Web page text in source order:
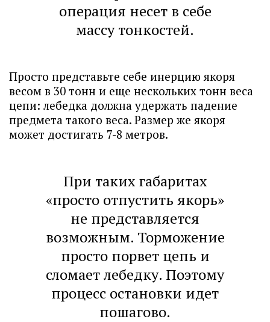
операция несет в себе
массу тонкостей.
Просто представьте себе инерцию якоря
весом в 30 тонн и еще нескольких тонн веса
цепи: лебедка должна удержать падение
предмета такого веса. Размер же якоря
может достигать 7-8 метров.
При таких габаритах
«просто отпустить якорь»
не представляется
возможным. Торможение
просто порвет цепь и
сломает лебедку. Поэтому
процесс остановки идет
пошагово.